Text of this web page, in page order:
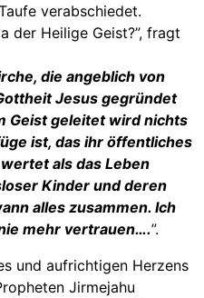
verabschiedet.
der Heilige Geist?”, fragt
die angeblich von
Jesus gegründet
Geist geleitet wird nichts
ist, das ihr öffentliches
als das Leben
Kinder und deren
alles zusammen. Ich
mehr vertrauen….”.
und aufrichtigen Herzens
Jirmejahu